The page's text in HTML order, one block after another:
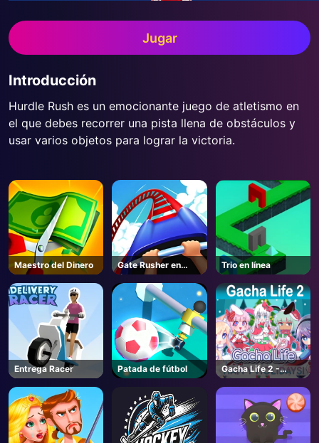
Jugar
Introducción
Hurdle Rush es un emocionante juego de atletismo en
el que debes recorrer una pista llena de obstáculos y
usar varios objetos para lograr la victoria.
Maestro del Dinero
Gate Rusher en
línea
Trio en línea
Entrega Racer Patada de fútbol
Gacha Life 2 -
Juegos Unblocked